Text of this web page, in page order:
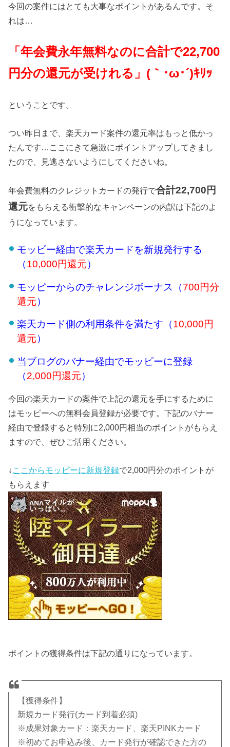
今回の案件にはとても大事なポイントがあるんです。そ
れは…
「年会費永年無料なのに合計で22,700
円分の還元が受けれる」(｀･ω･´)ｷﾘｯ
ということです。
つい昨日まで、楽天カード案件の還元率はもっと低かっ
たんです…ここにきて急激にポイントアップしてきまし
たので、見逃さないようにしてくださいね。
年会費無料のクレジットカードの発行で合計22,700 円
還元をもらえる衝撃的なキャンペーンの内訳は下記のよ
うになっています。
モッピー経由で楽天カードを新規発行する
（10,000円還元）
モッピーからのチャレンジボーナス（700円分
還元）
楽天カード側の利用条件を満たす（10,000円
還元）
当ブログのバナー経由でモッピーに登録
（2,000円還元）
今回の楽天カードの案件で上記の還元を手にするために
はモッピーへの無料会員登録が必要です。下記のバナー
経由で登録すると特別に2,000円相当のポイントがもらえ
ますので、ぜひご活用ください。
↓ ここからモッピーに新規登録で2,000円分のポイントが
もらえます
ポイントの獲得条件は下記の通りになっています。
【獲得条件】
新規カード発行(カード到着必須)
※成果対象カード：楽天カード、楽天PINKカード
※初めてお申込み後、カード発行が確認できた方の